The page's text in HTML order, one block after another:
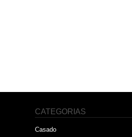
CATEGORIAS
Casado